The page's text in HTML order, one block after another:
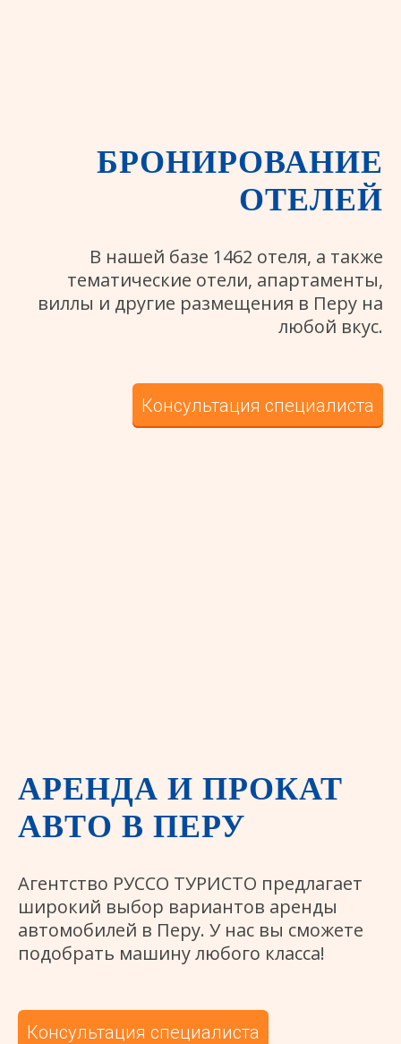
БРОНИРОВАНИЕ
ОТЕЛЕЙ
В нашей базе 1462 отеля, а также
тематические отели, апартаменты,
виллы и другие размещения в Перу на
любой вкус.
Консультация специалиста
АРЕНДА И ПРОКАТ
АВТО В ПЕРУ
Агентство РУССО ТУРИСТО предлагает
широкий выбор вариантов аренды
автомобилей в Перу. У нас вы сможете
подобрать машину любого класса!
Консультация специалиста